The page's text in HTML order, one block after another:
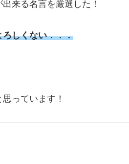
来る名言を厳選した！
しくない．．．
っています！